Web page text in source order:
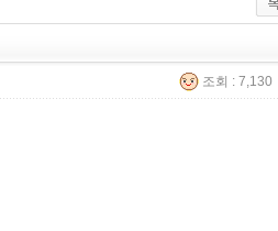
조회 : 7,130